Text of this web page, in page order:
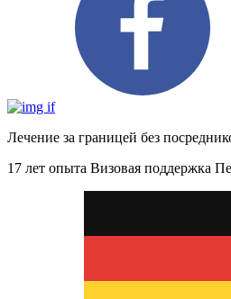
Лечение за границей без
17 лет опыта Визовая поддержка